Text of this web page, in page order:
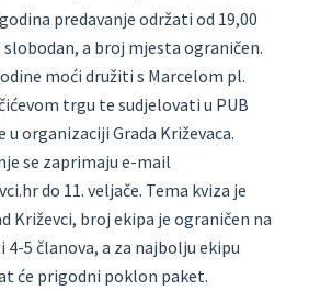
predavanje održati od 19,00
slobodan, a broj mjesta ograničen.
moći družiti s Marcelom pl.
trgu te sudjelovati u PUB
u organizaciji Grada Križevaca.
se zaprimaju e-mail
do 11. veljače. Tema kviza je
Križevci, broj ekipa je ograničen na
4-5 članova, a za najbolju ekipu
će prigodni poklon paket.